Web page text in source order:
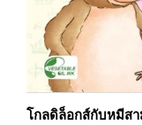
โกลดิล็อกส์กับหมีส